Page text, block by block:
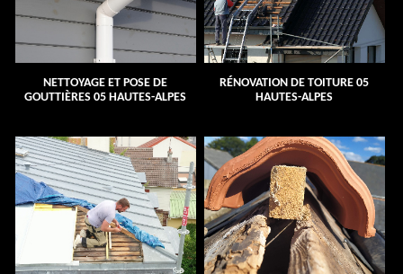
NETTOYAGE ET POSE DE
GOUTTIÈRES 05 HAUTES-ALPES
RÉNOVATION DE TOITURE 05
HAUTES-ALPES